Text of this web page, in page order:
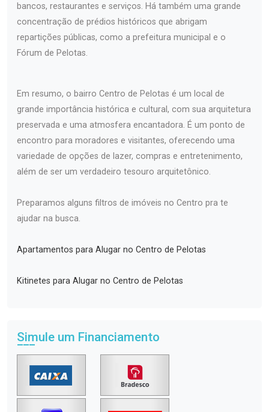
bancos, restaurantes e serviços. Há também uma grande
concentração de prédios históricos que abrigam
repartições públicas, como a prefeitura municipal e o
Fórum de Pelotas.
Em resumo, o bairro Centro de Pelotas é um local de
grande importância histórica e cultural, com sua arquitetura
preservada e uma atmosfera encantadora. É um ponto de
encontro para moradores e visitantes, oferecendo uma
variedade de opções de lazer, compras e entretenimento,
além de ser um verdadeiro tesouro arquitetônico.
Preparamos alguns filtros de imóveis no Centro pra te
ajudar na busca.
Apartamentos para Alugar no Centro de Pelotas
Kitinetes para Alugar no Centro de Pelotas
Simule um Financiamento